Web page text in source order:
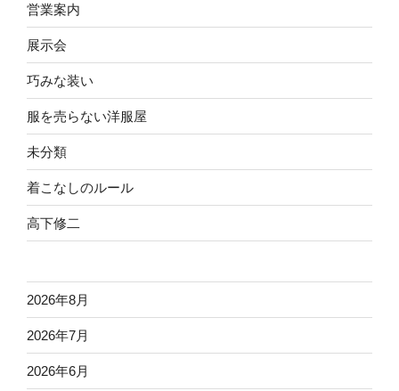
営業案内
展示会
巧みな装い
服を売らない洋服屋
未分類
着こなしのルール
高下修二
2026年8月
2026年7月
2026年6月